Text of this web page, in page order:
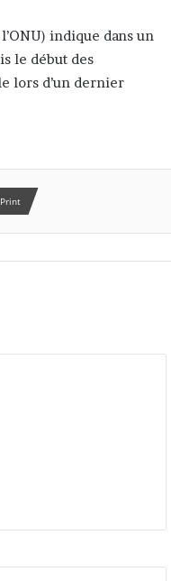
indique dans un
le début des
lors d’un dernier
Print